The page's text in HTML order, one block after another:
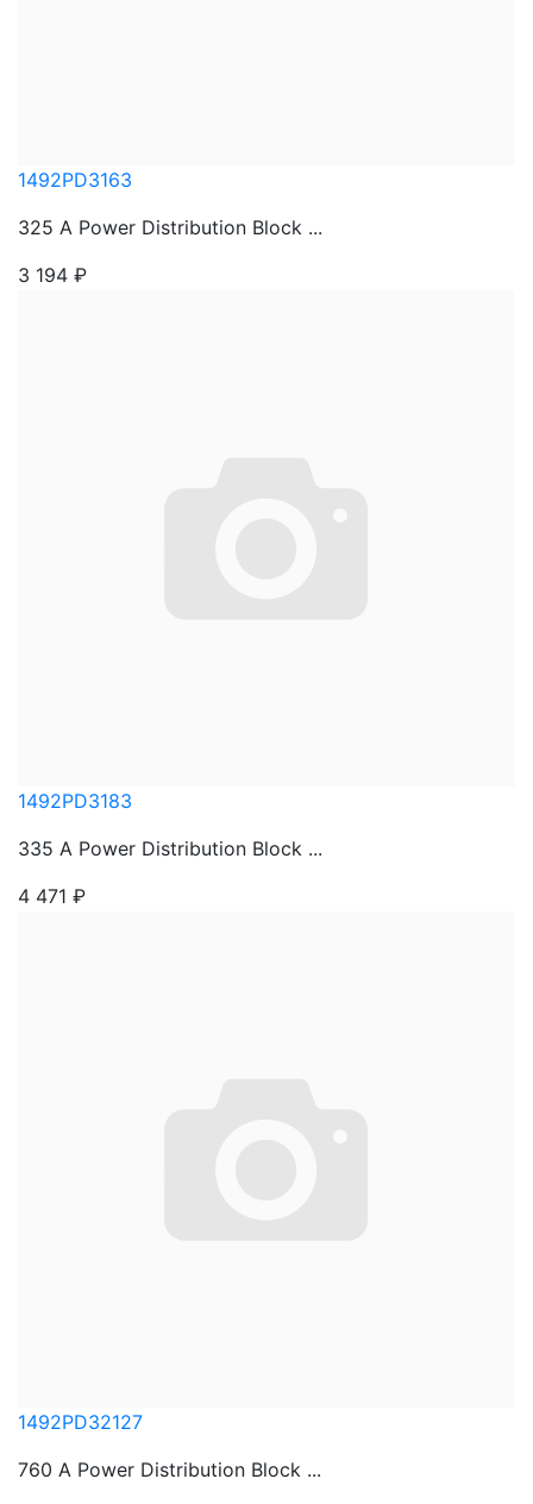
1492PD3163
325 A Power Distribution Block ...
3 194 ₽
1492PD3183
335 A Power Distribution Block ...
4 471 ₽
1492PD32127
760 A Power Distribution Block ...